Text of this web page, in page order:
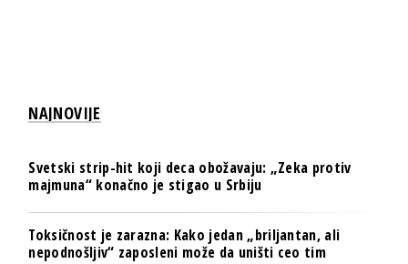
NAJNOVIJE
Svetski strip-hit koji deca obožavaju: „Zeka protiv
majmuna“ konačno je stigao u Srbiju
Toksičnost je zarazna: Kako jedan „briljantan, ali
nepodnošljiv“ zaposleni može da uništi ceo tim